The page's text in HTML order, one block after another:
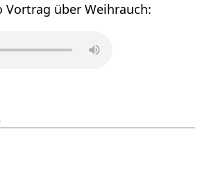
also einen Audio Vortrag über Weihrauch‏‎: